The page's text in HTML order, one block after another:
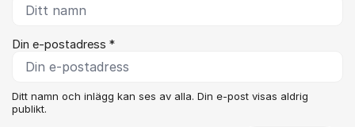
Din e-postadress *
Ditt namn och inlägg kan ses av alla. Din e-post visas aldrig
publikt.